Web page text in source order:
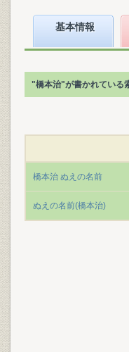
基本情報
"橋本治"が書かれている
橋本治 ぬえの名前
ぬえの名前(橋本治)